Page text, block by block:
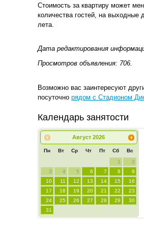
Стоимость за квартиру может
количества гостей, на выходные
лета.
Дата редактирования
Просмотров объявления: 706.
Возможно вас заинтересуют
посуточно рядом с Стадионом
Календарь занятости
Август 2026
Пн Вт Ср Чт Пт Сб Вс
1
2
3
4 5 6 7 8
9
10
11 12 13 14 15
16
17
18 19 20 21 22
23
24
25 26 27 28 29
30
31